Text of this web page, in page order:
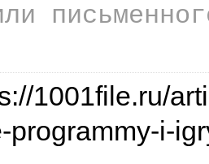
1001file.ru/
programmy-i-